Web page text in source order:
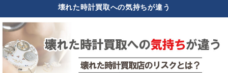
壊れた時計買取への気持ちが違う